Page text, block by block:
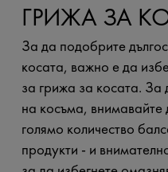
ГРИЖА ЗА
За да подобрите
косата, важно е да
за грижа за косата. За
на косъма, внимавайте
голямо количество
продукти - и